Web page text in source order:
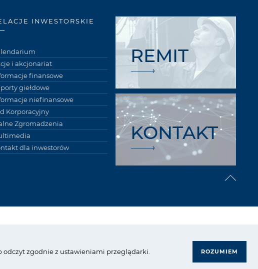
odczyt zgodnie z ustawieniami przeglądarki.
ROZUMIEM
INWESTORSKIE
i akcjonariat
finansowe
giełdowe
niefinansowe
Korporacyjny
Zgromadzenia
dla inwestorów
REMIT
KONTAKT
llect